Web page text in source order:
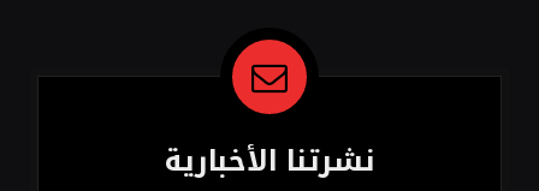
نشرتنا الأخبارية